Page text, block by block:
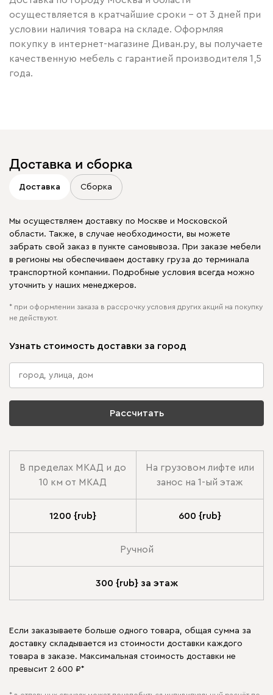
осуществляется в кратчайшие сроки – от 3 дней при
условии наличия товара на складе. Оформляя
покупку в интернет-магазине Диван.ру, вы получаете
качественную мебель с гарантией производителя 1,5
года.
Доставка и сборка
Доставка Сборка
Мы осуществляем доставку по Москве и Московской
области. Также, в случае необходимости, вы можете
забрать свой заказ в пункте самовывоза. При заказе мебели
в регионы мы обеспечиваем доставку груза до терминала
транспортной компании. Подробные условия всегда можно
уточнить у наших менеджеров.
* при оформлении заказа в рассрочку условия других акций на покупку
не действуют.
Узнать стоимость доставки за город
Рассчитать
В пределах МКАД и до
10 км от МКАД
На грузовом лифте или
занос на 1-ый этаж
1200 {rub} 600 {rub}
Ручной
300 {rub} за этаж
Если заказываете больше одного товара, общая сумма за
доставку складывается из стоимости доставки каждого
товара в заказе. Максимальная стоимость доставки не
превысит 2 600 ₽*